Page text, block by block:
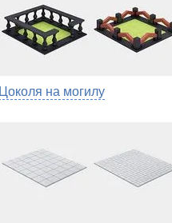
Цоколя на могилу